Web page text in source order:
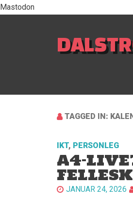
Mastodon
TAGGED IN:
IKT, PERSONLEG
A4-
JANUAR 24, 2026